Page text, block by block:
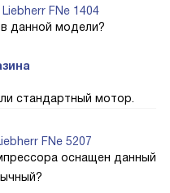
FNe 1404
данной модели?
стандартный мотор.
FNe 5207
оснащен данный